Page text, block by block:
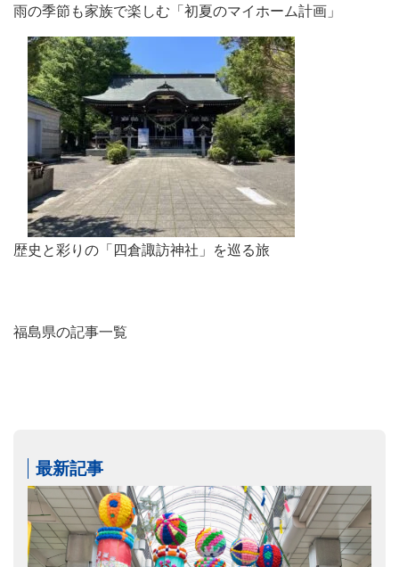
雨の季節も家族で楽しむ「初夏のマイホーム計画」
歴史と彩りの「四倉諏訪神社」を巡る旅
福島県の記事一覧
最新記事